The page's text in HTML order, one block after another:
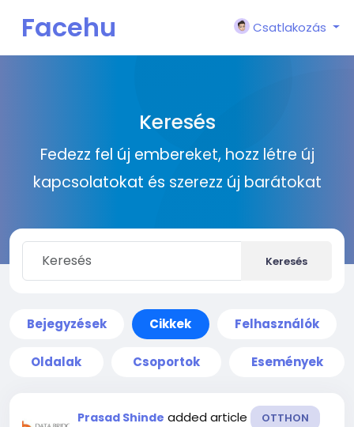
Facehu
Csatlakozás
Keresés
Fedezz fel új embereket, hozz létre új
kapcsolatokat és szerezz új barátokat
Keresés
Bejegyzések Cikkek Felhasználók
Oldalak Csoportok Események
Prasad Shinde added article OTTHON